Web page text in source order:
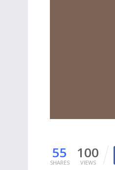
55
SHARES
100
VIEWS